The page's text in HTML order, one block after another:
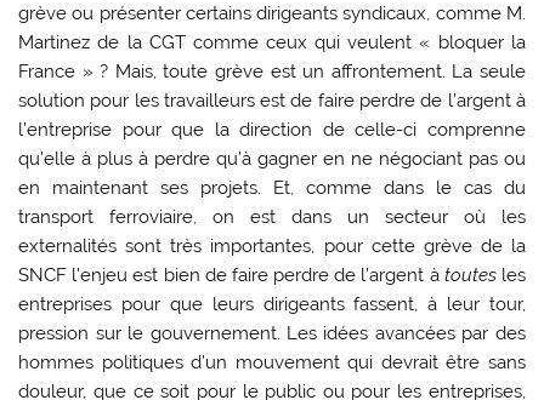
grève ou présenter certains dirigeants syndicaux, comme M.
Martinez de la CGT comme ceux qui veulent « bloquer la
France » ? Mais, toute grève est un affrontement. La seule
solution pour les travailleurs est de faire perdre de l’argent à
l’entreprise pour que la direction de celle-ci comprenne
qu’elle à plus à perdre qu’à gagner en ne négociant pas ou
en maintenant ses projets. Et, comme dans le cas du
transport ferroviaire, on est dans un secteur où les
externalités sont très importantes, pour cette grève de la
SNCF l’enjeu est bien de faire perdre de l’argent à toutesles
entreprises pour que leurs dirigeants fassent, à leur tour,
pression sur le gouvernement. Les idées avancées par des
hommes politiques d’un mouvement qui devrait être sans
douleur, que ce soit pour le public ou pour les entreprises,